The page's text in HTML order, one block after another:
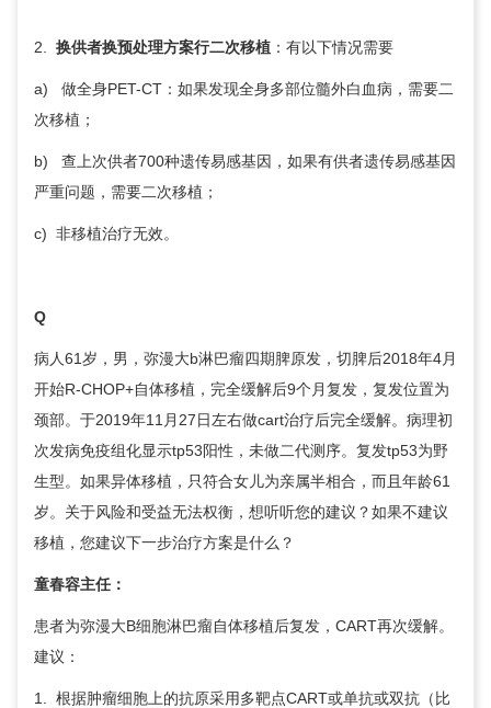
2. 换供者换预处理方案行二次移植 ：有以下情况需要
a) 做全身PET-CT：如果发现全身多部位髓外白血病，需要二
次移植；
b) 查上次供者700种遗传易感基因，如果有供者遗传易感基因
严重问题，需要二次移植；
c) 非移植治疗无效。
Q
病人61岁，男，弥漫大b淋巴瘤四期脾原发，切脾后2018年4月
开始R-CHOP+自体移植，完全缓解后9个月复发，复发位置为
颈部。于2019年11月27日左右做cart治疗后完全缓解。病理初
次发病免疫组化显示tp53阳性，未做二代测序。复发tp53为野
生型。如果异体移植，只符合女儿为亲属半相合，而且年龄61
岁。关于风险和受益无法权衡，想听听您的建议？如果不建议
移植，您建议下一步治疗方案是什么？
童春容主任：
患者为弥漫大B细胞淋巴瘤自体移植后复发，CART再次缓解。
建议：
1. 根据肿瘤细胞上的抗原采用多靶点CART或单抗或双抗（比